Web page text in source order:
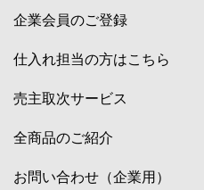
企業会員のご登録
仕入れ担当の方はこちら
売主取次サービス
全商品のご紹介
お問い合わせ（企業用）